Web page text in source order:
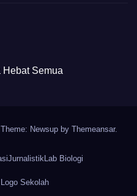
Hebat Semua
Theme: Newsup by Themeansar.
JurnalistikLab Biologi
Sekolah